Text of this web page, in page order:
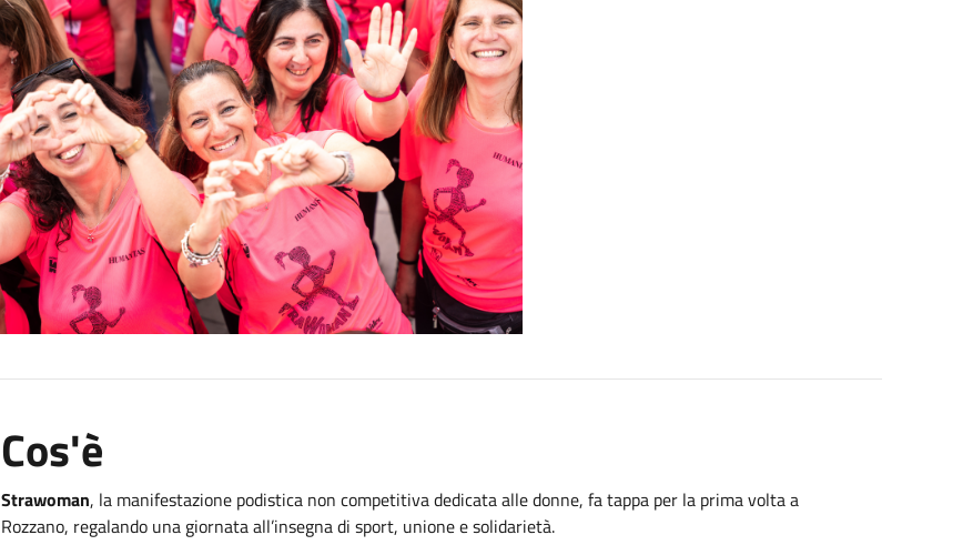
Cos'è
Strawoman, la manifestazione podistica non competitiva dedicata alle donne, fa tappa per la prima volta a
Rozzano, regalando una giornata all’insegna di sport, unione e solidarietà.